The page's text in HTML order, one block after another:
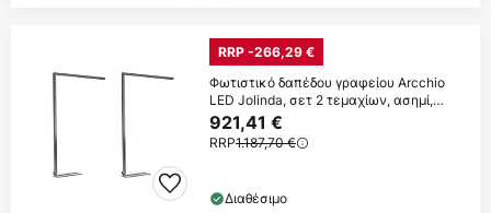
RRP -266,29 €
Φωτιστικό δαπέδου γραφείου Arcchio
LED Jolinda, σετ 2 τεμαχίων, ασημί,
4.000 K
921,41 €
RRP1.187,70 €
Διαθέσιμο